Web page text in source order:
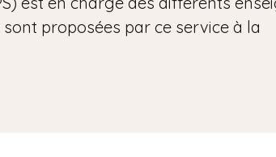
proposées par ce service à la